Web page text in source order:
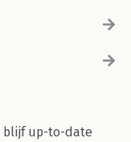
blijf up-to-date